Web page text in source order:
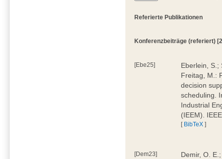
Referierte Publikationen
Konferenzbeiträge (referiert)
[Ebe25]
Eberlein, S.;
Freitag, M.:
decision
scheduling.
Industrial
(IEEM).
[ BibTeX ]
[Dem23]
Demir, O.